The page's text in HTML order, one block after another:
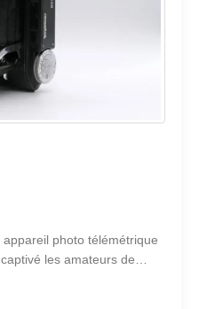
photo télémétrique
les amateurs de
de la photographie par
et ses